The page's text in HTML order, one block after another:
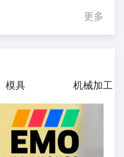
更多
模具 机械加工